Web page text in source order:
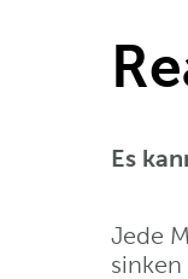
Es
Jede